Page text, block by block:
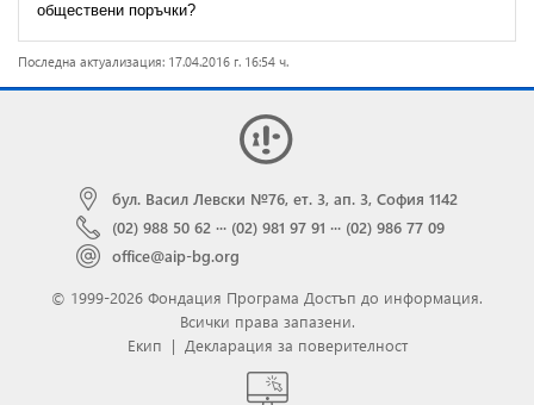
обществени поръчки?
Последна актуализация: 17.04.2016 г. 16:54 ч.
бул. Васил Левски №76, ет. 3, ап. 3, София 1142
(02) 988 50 62 ··· (02) 981 97 91 ··· (02) 986 77 09
office@aip-bg.org
© 1999-2026 Фондация Програма Достъп до информация.
Всички права запазени.
Екип | Декларация за поверителност